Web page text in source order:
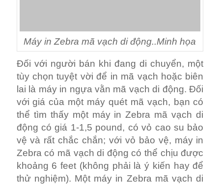
phụ nữ kinh doanh nhỏ, và có thể được sử
dụng khi bán sản phẩm tại hội chợ và triển
lãm. Bạn không chỉ có thể in mã vạch, mua
mà bạn còn có thể quẹt thẻ tín dụng và in
biên lai ngay lập tức.
Máy in Zebra mã vạch di động của bạn có
pin thông minh để cung cấp thêm năng
lượng và máy in di động nhiệt. Máy in
không dây này có thể được thực hiện bất
cứ nơi nào bạn cần đến, và các mô hình tốt
nhất có thiết kế công thái học và có thể cho
phép quét bằng một tay. Những máy in nhỏ